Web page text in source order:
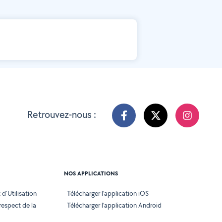
Retrouvez-nous :
d'Utilisation
de la
NOS APPLICATIONS
Télécharger l’application iOS
Télécharger l’application Android